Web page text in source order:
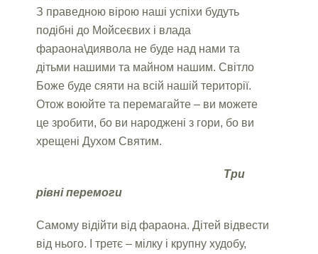
З праведною вірою наші успіхи будуть
подібні до Мойсеєвих і влада
фараона\диявола не буде над нами та
дітьми нашими та майном нашим. Світло
Боже буде сяяти на всій нашій території.
Отож воюйте та перемагайте – ви можете
це зробити, бо ви народжені з гори, бо ви
хрещені Духом Святим.
Три
рівні перемоги
Самому відійти від фараона. Дітей відвести
від нього. І третє – мілку і крупну худобу,